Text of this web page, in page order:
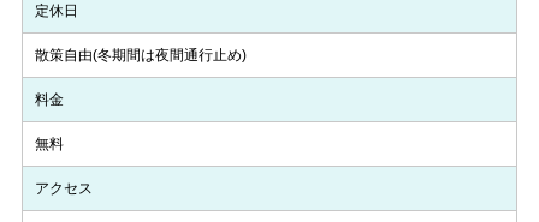
定休日
散策自由(冬期間は夜間通行止め)
料金
無料
アクセス